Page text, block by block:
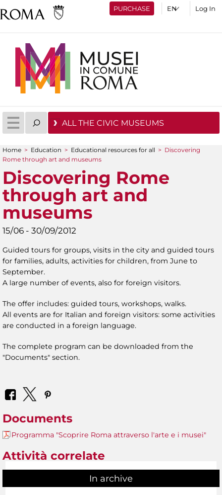
PURCHASE Log In
ALL THE CIVIC MUSEUMS
You are here
Home > Education > Educational resources for all > Discovering
Rome through art and museums
Discovering Rome
through art and
museums
15/06 - 30/09/2012
Guided tours for groups, visits in the city and guided tours
for families, adults, activities for children, from June to
September.
A large number of events, also for foreign visitors.
The offer includes: guided tours, workshops, walks.
All events are for Italian and foreign visitors: some activities
are conducted in a foreign language.
The complete program can be downloaded from the
"Documents" section.
Documents
Programma "Scoprire Roma attraverso l'arte e i musei"
Attività correlate
In archive